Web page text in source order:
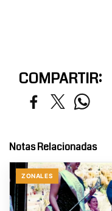
COMPARTIR:
Notas Relacionadas
ZONALES